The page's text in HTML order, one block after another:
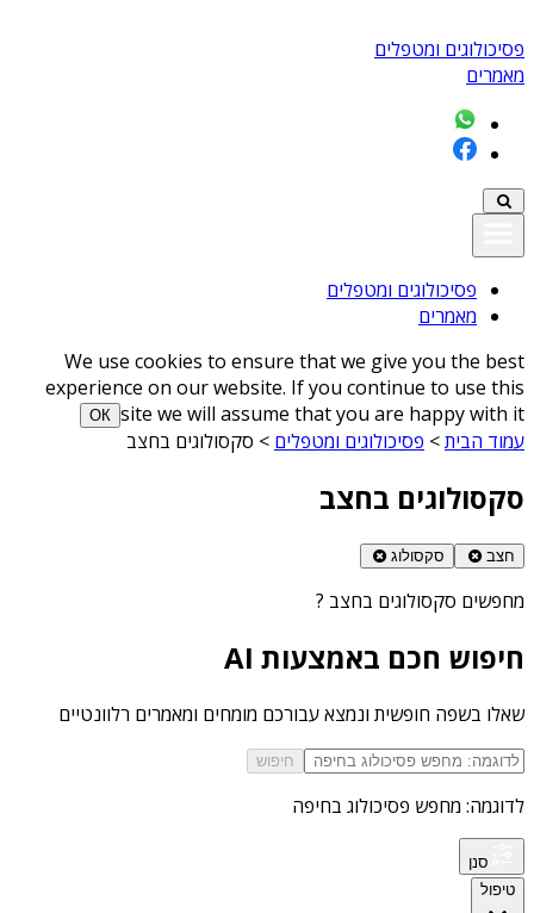
פסיכולוגים ומטפלים
מאמרים
פסיכולוגים ומטפלים
מאמרים
We use cookies to ensure that we give you the best
experience on our website. If you continue to use this
site we will assume that you are happy with it
ОК
עמוד הבית> פסיכולוגים ומטפלים > סקסולוגים בחצב
סקסולוגים בחצב
חצב סקסולוג
מחפשים סקסולוגים בחצב ?
חיפוש חכם באמצעות AI
שאלו בשפה חופשית ונמצא עבורכם מומחים ומאמרים רלוונטיים
חיפוש
לדוגמה: מחפש פסיכולוג בחיפה
סנן
טיפול